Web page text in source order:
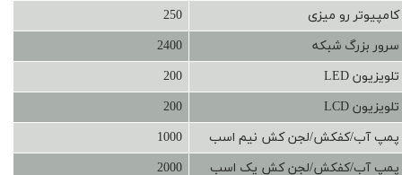
کامپیوتر رو میزی
250
سرور بزرگ شبکه
2400
تلویزیون LED
200
تلویزیون LCD
200
پمپ آب/کفکش/لجن کش نیم اسب
1000
پمپ آب/کفکش/لجن کش یک اسب
2000